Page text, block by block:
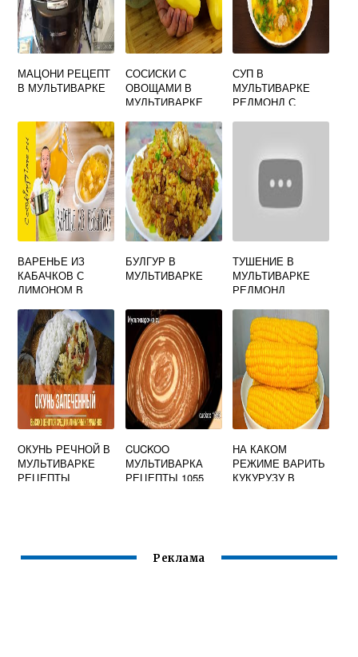
МАЦОНИ РЕЦЕПТ
В МУЛЬТИВАРКЕ
СОСИСКИ С
ОВОЩАМИ В
МУЛЬТИВАРКЕ
СУП В
МУЛЬТИВАРКЕ
РЕДМОНД С
ВАРЕНЬЕ ИЗ
КАБАЧКОВ С
ЛИМОНОМ В
РЕДМОНД
БУЛГУР В
МУЛЬТИВАРКЕ
ТУШЕНИЕ В
МУЛЬТИВАРКЕ
РЕДМОНД
ОКУНЬ РЕЧНОЙ В
МУЛЬТИВАРКЕ
РЕЦЕПТЫ
CUCKOO
МУЛЬТИВАРКА
РЕЦЕПТЫ 1055
НА КАКОМ
РЕЖИМЕ ВАРИТЬ
КУКУРУЗУ В
Реклама